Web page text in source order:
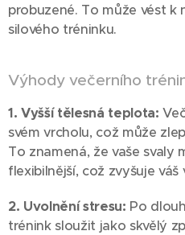
probuzené. To může vést k
silového tréninku.
Výhody večerního
1. Vyšší tělesná teplota:
svém vrcholu, což může
To znamená, že vaše svaly
flexibilnější, což zvyšuje váš
2. Uvolnění stresu: Po
trénink sloužit jako skvělý